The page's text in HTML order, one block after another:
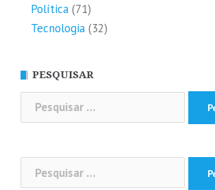
Política (71)
Tecnologia (32)
PESQUISAR
Pesquisar
por:
Pesquisar
por: